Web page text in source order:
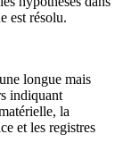
est résolu.
longue mais
indiquant
la
et les registres